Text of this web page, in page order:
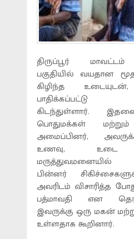
திருப்பூர்
பகுதியில் வயதான
கிழிந்த
பாதிக்கப்பட்டு
கிடந்துள்ளார்.
பொதுமக்கள்
அமைப்பினர்,
உணவு, உடை
மருத்துவமனையில்
பின்னர்
அவரிடம் விசாரித்த
பத்மாவதி என
இவருக்கு ஒரு மகன்
உள்ளதாக கூறினார்.